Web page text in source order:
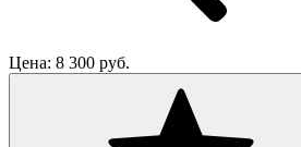
Цена: 8 300 руб.